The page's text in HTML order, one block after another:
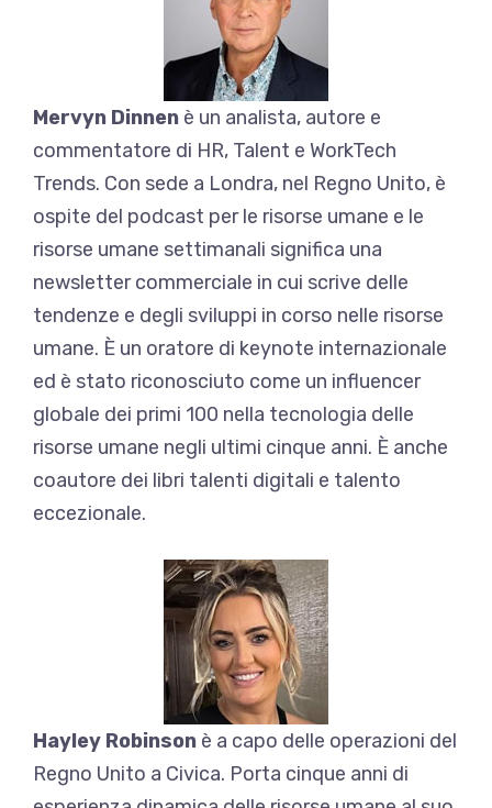
Mervyn Dinnen è un analista, autore e
commentatore di HR, Talent e WorkTech
Trends. Con sede a Londra, nel Regno Unito, è
ospite del podcast per le risorse umane e le
risorse umane settimanali significa una
newsletter commerciale in cui scrive delle
tendenze e degli sviluppi in corso nelle risorse
umane. È un oratore di keynote internazionale
ed è stato riconosciuto come un influencer
globale dei primi 100 nella tecnologia delle
risorse umane negli ultimi cinque anni. È anche
coautore dei libri talenti digitali e talento
eccezionale.
Hayley Robinson è a capo delle operazioni del
Regno Unito a Civica. Porta cinque anni di